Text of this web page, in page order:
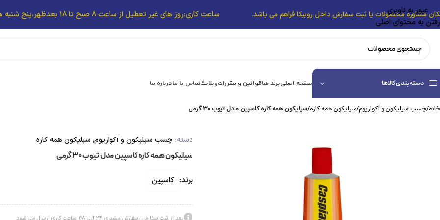
عبور به ناوبری
رفتن به محتوای اصلی
مشاوره محصولات یا ثبت سفارش داخل روبیکا فراهم می باشد. ساعت کاری:روز های غیر تعطیل از ساعت 8 صبح تا 18 بعدظهر،پنج شنبه ها تا 14:00
دسته بندی کالاها صفحه اصلیبرند هاقوانین و مقرراتوبلاگتماس با مادرباره ما
خانه/چسب سیلیکون و آکواریوم/سیلیکون همه کاره/سیلیکون‌ همه کاره کاسپین مدل تیوب ۳۰ گرمی
دسته: چسب سیلیکون و آکواریوم, سیلیکون همه کاره
سیلیکون‌ همه کاره کاسپین مدل تیوب ۳۰ گرمی
برند: کاسپین
بعد از ثبت سفارش ،سفارش مشتری 24 الی 48 ساعت کاری ارسال می شود.